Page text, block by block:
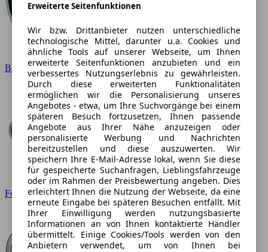
BMW
Ford
Erweiterte Seitenfunktionen
Wir bzw. Drittanbieter nutzen unterschiedliche
technologische Mittel, darunter u.a. Cookies und
ähnliche Tools auf unserer Webseite, um Ihnen
erweiterte Seitenfunktionen anzubieten und ein
verbessertes Nutzungserlebnis zu gewährleisten.
Durch diese erweiterten Funktionalitäten
ermöglichen wir die Personalisierung unseres
Angebotes - etwa, um Ihre Suchvorgänge bei einem
späteren Besuch fortzusetzen, Ihnen passende
Angebote aus Ihrer Nähe anzuzeigen oder
personalisierte Werbung und Nachrichten
bereitzustellen und diese auszuwerten. Wir
speichern Ihre E-Mail-Adresse lokal, wenn Sie diese
für gespeicherte Suchanfragen, Lieblingsfahrzeuge
oder im Rahmen der Preisbewertung angeben. Dies
erleichtert Ihnen die Nutzung der Webseite, da eine
erneute Eingabe bei späteren Besuchen entfällt. Mit
Ihrer Einwilligung werden nutzungsbasierte
Informationen an von Ihnen kontaktierte Händler
übermittelt. Einige Cookies/Tools werden von den
Anbietern verwendet, um von Ihnen bei